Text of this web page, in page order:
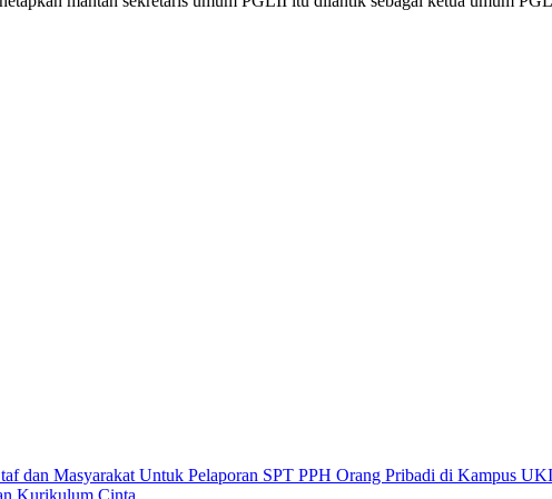
dan Masyarakat Untuk Pelaporan SPT PPH Orang Pribadi di Kampus
Kurikulum Cinta